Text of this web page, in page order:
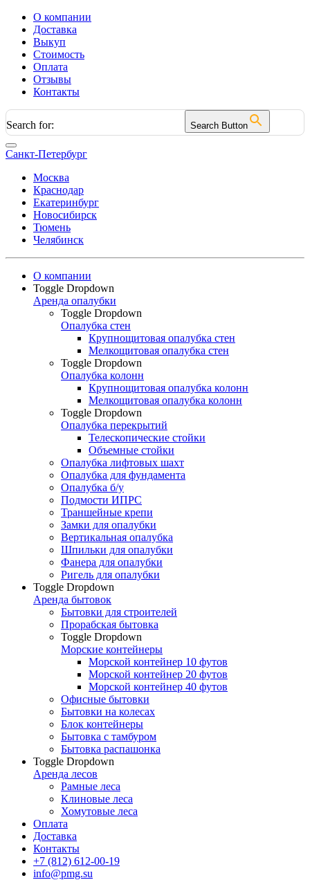
О компании
Доставка
Выкуп
Стоимость
Оплата
Отзывы
Контакты
Search for: Search Button
Санкт-Петербург
Москва
Краснодар
Екатеринбург
Новосибирск
Тюмень
Челябинск
О компании
Toggle Dropdown
Аренда опалубки
Toggle Dropdown
Опалубка стен
Крупнощитовая опалубка стен
Мелкощитовая опалубка стен
Toggle Dropdown
Опалубка колонн
Крупнощитовая опалубка колонн
Мелкощитовая опалубка колонн
Toggle Dropdown
Опалубка перекрытий
Телескопические стойки
Объемные стойки
Опалубка лифтовых шахт
Опалубка для фундамента
Опалубка б/у
Подмости ИПРС
Траншейные крепи
Замки для опалубки
Вертикальная опалубка
Шпильки для опалубки
Фанера для опалубки
Ригель для опалубки
Toggle Dropdown
Аренда бытовок
Бытовки для строителей
Прорабская бытовка
Toggle Dropdown
Морские контейнеры
Морской контейнер 10 футов
Морской контейнер 20 футов
Морской контейнер 40 футов
Офисные бытовки
Бытовки на колесах
Блок контейнеры
Бытовка с тамбуром
Бытовка распашонка
Toggle Dropdown
Аренда лесов
Рамные леса
Клиновые леса
Хомутовые леса
Оплата
Доставка
Контакты
+7 (812) 612-00-19
info@pmg.su